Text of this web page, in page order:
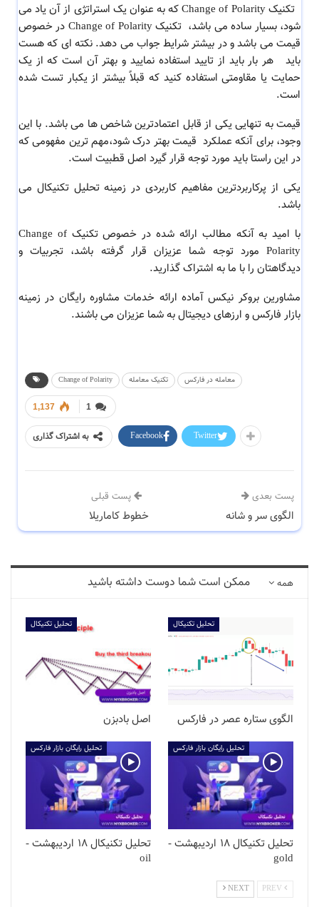
تکنیک Change of Polarity که به عنوان یک استراتژی از آن یاد می
شود، بسیار ساده می باشد، تکنیک Change of Polarity
در خصوص
قیمت می باشد و در بیشتر شرایط جواب می دهد. نکته ای که هست
باید هر بار باید از تایید استفاده نمایید و بهتر آن است که از یک
حمایت یا مقاومتی استفاده کنید که قبلاً بیشتر از یکبار تست شده
است.
قیمت به تنهایی یکی از قابل اعتمادترین شاخص ها می باشد. با این
وجود، برای آنکه عملکرد قیمت بهتر درک شود،مهم ترین مفهومی که
در این راستا باید مورد توجه قرار گیرد اصل قطبیت است.
یکی از پرکاربردترین مفاهیم کاربردی در زمینه تحلیل تکنیکال می
باشد.
با امید به آنکه مطالب ارائه شده در خصوص
تکنیک Change of
Polarity مورد توجه شما عزیزان قرار گرفته باشد، تجربیات و
دیدگاهتان را با ما به اشتراک گذارید.
مشاورین بروکر نیکس آماده ارائه خدمات مشاوره رایگان در زمینه
بازار فارکس و ارزهای دیجیتال به شما عزیزان می باشند.
Change of Polarity تکنیک معامله معامله در فارکس
1
1,137
به اشتراک گذاری Facebook Twitter
پست قبلی
خطوط کاماریلا
پست بعدی
الگوی سر و شانه
همه ممکن است شما دوست داشته باشید
تحلیل تکنیکال
اصل بادبزن
تحلیل تکنیکال
الگوی ستاره عصر در فارکس
تحلیل رایگان بازار فارکس
تحلیل تکنیکال 18 اردیبهشت -
oil
تحلیل رایگان بازار فارکس
تحلیل تکنیکال 18 اردیبهشت -
gold
NEXT